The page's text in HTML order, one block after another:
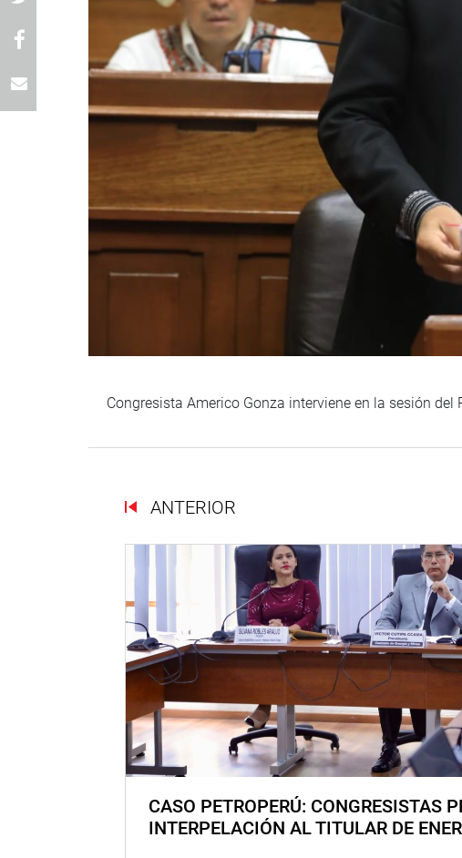
Congresista Americo Gonza interviene en la sesión del
ANTERIOR
CASO PETROPERÚ: CONGRESISTAS
INTERPELACIÓN AL TITULAR DE